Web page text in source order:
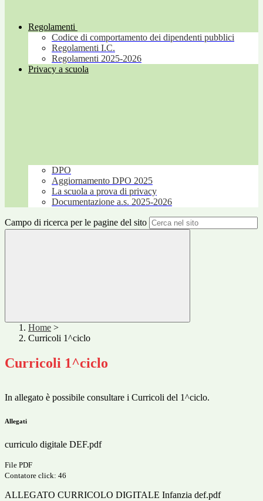
Regolamenti
Codice di comportamento dei dipendenti pubblici
Regolamenti I.C.
Regolamenti 2025-2026
Privacy a scuola
DPO
Aggiornamento DPO 2025
La scuola a prova di privacy
Documentazione a.s. 2025-2026
Campo di ricerca per le pagine del sito
Home >
Curricoli 1^ciclo
Curricoli 1^ciclo
In allegato è possibile consultare i Curricoli del 1^ciclo.
Allegati
curriculo digitale DEF.pdf
File PDF
Contatore click: 46
ALLEGATO CURRICOLO DIGITALE Infanzia def.pdf